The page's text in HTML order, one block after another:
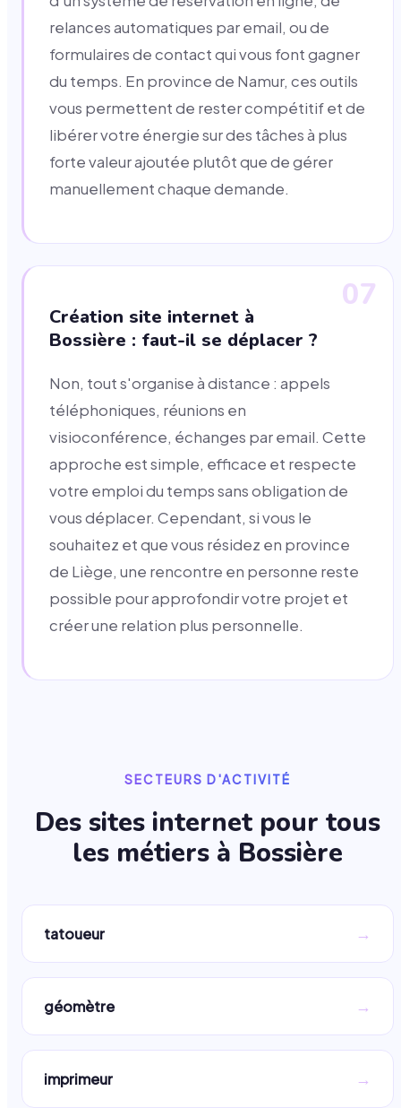
relances automatiques par email, ou de
formulaires de contact qui vous font gagner
du temps. En province de Namur, ces outils
vous permettent de rester compétitif et de
libérer votre énergie sur des tâches à plus
forte valeur ajoutée plutôt que de gérer
manuellement chaque demande.
07
Création site internet à
Bossière : faut-il se déplacer ?
Non, tout s'organise à distance : appels
téléphoniques, réunions en
visioconférence, échanges par email. Cette
approche est simple, efficace et respecte
votre emploi du temps sans obligation de
vous déplacer. Cependant, si vous le
souhaitez et que vous résidez en province
de Liège, une rencontre en personne reste
possible pour approfondir votre projet et
créer une relation plus personnelle.
SECTEURS D'ACTIVITÉ
Des sites internet pour tous
les métiers à Bossière
tatoueur →
géomètre →
imprimeur →